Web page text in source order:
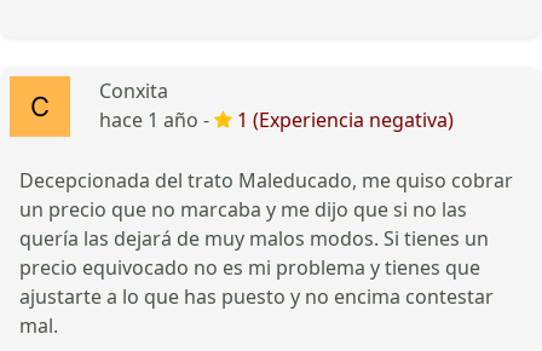
Conxita
hace 1 año -
1 (Experiencia negativa)
Decepcionada del trato Maleducado, me quiso cobrar
un precio que no marcaba y me dijo que si no las
quería las dejará de muy malos modos. Si tienes un
precio equivocado no es mi problema y tienes que
ajustarte a lo que has puesto y no encima contestar
mal.